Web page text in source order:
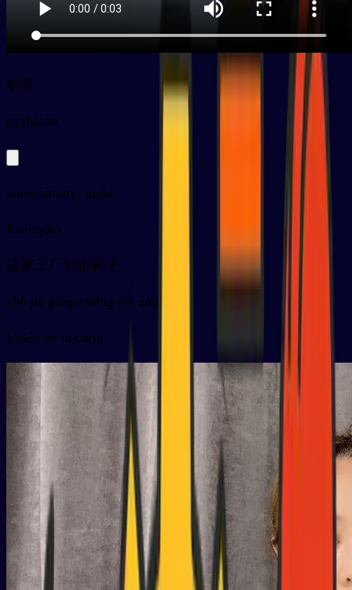
制造
pyzhìzào
manufacture, make
Exemples
这家工厂制造鞋子
zhè jiā gōng chǎng zhì zào xié zi
Vidéo de la carte